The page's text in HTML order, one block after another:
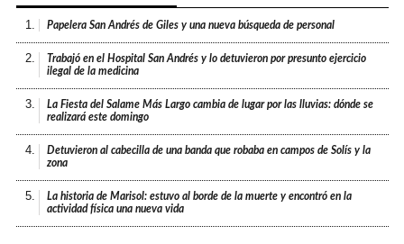
1. Papelera San Andrés de Giles y una nueva búsqueda de personal
2.
Trabajó en el Hospital San Andrés y lo detuvieron por presunto ejercicio
ilegal de la medicina
3.
La Fiesta del Salame Más Largo cambia de lugar por las lluvias: dónde se
realizará este domingo
4.
Detuvieron al cabecilla de una banda que robaba en campos de Solís y la
zona
5.
La historia de Marisol: estuvo al borde de la muerte y encontró en la
actividad física una nueva vida